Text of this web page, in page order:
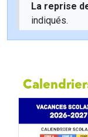
La reprise
indiqués.